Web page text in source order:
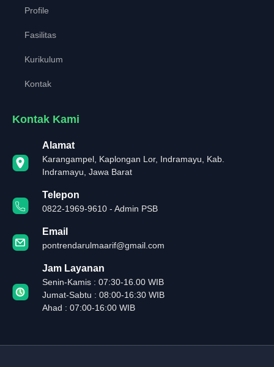
Profile
Fasilitas
Kurikulum
Kontak
Kontak Kami
Alamat
Karangampel, Kaplongan Lor, Indramayu, Kab.
Indramayu, Jawa Barat
Telepon
0822-1969-9610 - Admin PSB
Email
pontrendarulmaarif@gmail.com
Jam Layanan
Senin-Kamis : 07:30-16.00 WIB
Jumat-Sabtu : 08:00-16:30 WIB
Ahad : 07:00-16:00 WIB